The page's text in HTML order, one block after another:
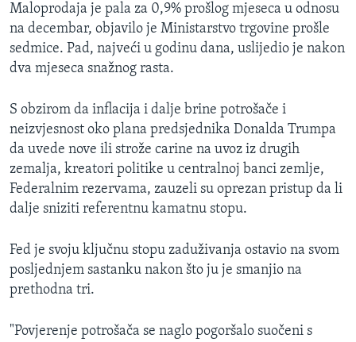
Maloprodaja je pala za 0,9% prošlog mjeseca u odnosu
na decembar, objavilo je Ministarstvo trgovine prošle
sedmice. Pad, najveći u godinu dana, uslijedio je nakon
dva mjeseca snažnog rasta.
S obzirom da inflacija i dalje brine potrošače i
neizvjesnost oko plana predsjednika Donalda Trumpa
da uvede nove ili strože carine na uvoz iz drugih
zemalja, kreatori politike u centralnoj banci zemlje,
Federalnim rezervama, zauzeli su oprezan pristup da li
dalje sniziti referentnu kamatnu stopu.
Fed je svoju ključnu stopu zaduživanja ostavio na svom
posljednjem sastanku nakon što ju je smanjio na
prethodna tri.
"Povjerenje potrošača se naglo pogoršalo suočeni s